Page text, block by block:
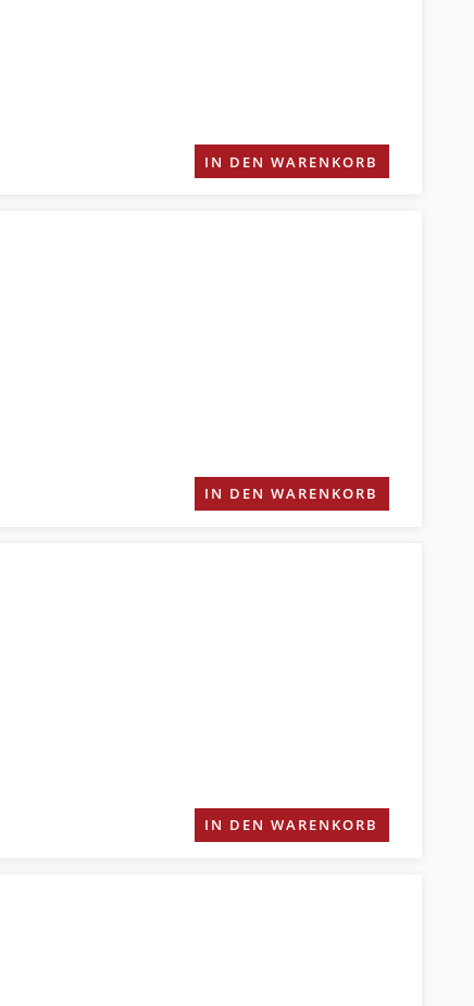
IN DEN WARENKORB
IN DEN WARENKORB
IN DEN WARENKORB